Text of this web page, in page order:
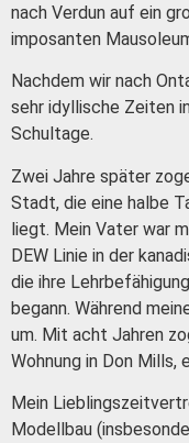
nach Verdun auf ein
imposanten
Nachdem wir nach
sehr idyllische Zeiten
Schultage.
Zwei Jahre später
Stadt, die eine halbe
liegt. Mein Vater war
DEW Linie in der
die ihre
begann. Während
um. Mit acht Jahren
Wohnung in Don
Mein
Modellbau